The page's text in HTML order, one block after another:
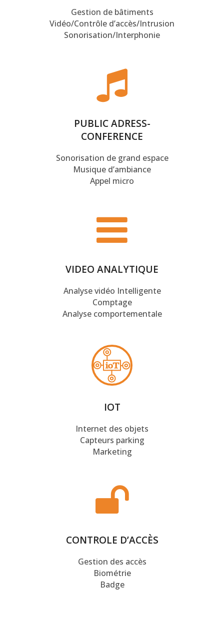
Gestion de bâtiments
Vidéo/Contrôle d’accès/Intrusion
Sonorisation/Interphonie
PUBLIC ADRESS-
CONFERENCE
Sonorisation de grand espace
Musique d’ambiance
Appel micro
VIDEO ANALYTIQUE
Analyse vidéo Intelligente
Comptage
Analyse comportementale
IOT
Internet des objets
Capteurs parking
Marketing
CONTROLE D’ACCÈS
Gestion des accès
Biométrie
Badge